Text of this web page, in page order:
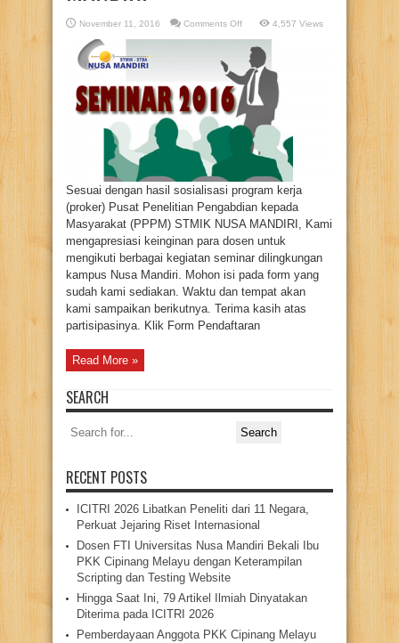
November 11, 2016 Comments Offon
NUSA
MANDIRI
4,557 Views
Sesuai dengan hasil sosialisasi program kerja
(proker) Pusat Penelitian Pengabdian kepada
Masyarakat (PPPM) STMIK NUSA MANDIRI, Kami
mengapresiasi keinginan para dosen untuk
mengikuti berbagai kegiatan seminar dilingkungan
kampus Nusa Mandiri. Mohon isi pada form yang
sudah kami sediakan. Waktu dan tempat akan
kami sampaikan berikutnya. Terima kasih atas
partisipasinya. Klik Form Pendaftaran
Read More »
SEARCH
Search
for:
RECENT POSTS
ICITRI 2026 Libatkan Peneliti dari 11 Negara,
Perkuat Jejaring Riset Internasional
Dosen FTI Universitas Nusa Mandiri Bekali Ibu
PKK Cipinang Melayu dengan Keterampilan
Scripting dan Testing Website
Hingga Saat Ini, 79 Artikel Ilmiah Dinyatakan
Diterima pada ICITRI 2026
Pemberdayaan Anggota PKK Cipinang Melayu